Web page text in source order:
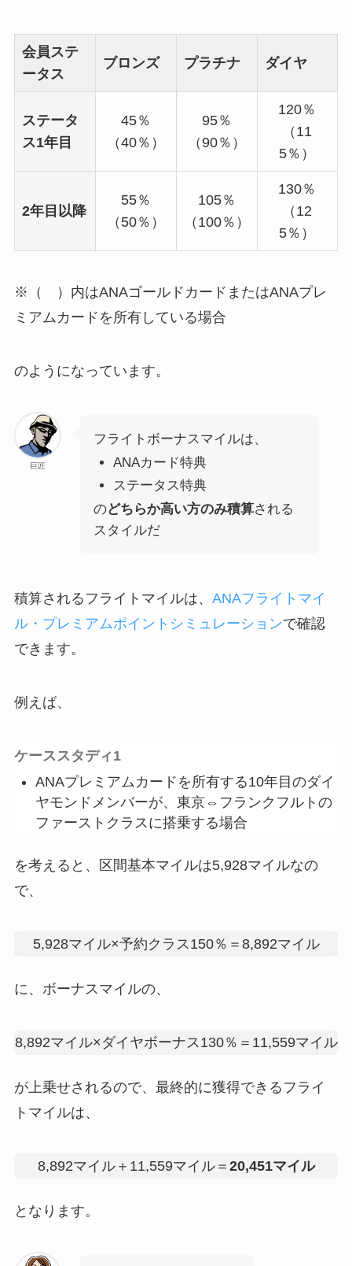
会員ステ
ータス
ブロンズ プラチナ ダイヤ
ステータ
ス1年目
45％
（40％）
95％
（90％）
120％
（11
5％）
2年目以降
55％
（50％）
105％
（100％）
130％
（12
5％）
※（ ）内はANAゴールドカードまたはANAプレ
ミアムカードを所有している場合
のようになっています。
巨匠
フライトボーナスマイルは、
ANAカード特典
ステータス特典
のどちらか高い方のみ積算される
スタイルだ
積算されるフライトマイルは、 ANAフライトマイ
ル・プレミアムポイントシミュレーションで確認
できます。
例えば、
ケーススタディ1
ANAプレミアムカードを所有する10年目のダイ
ヤモンドメンバーが、東京⇔フランクフルトの
ファーストクラスに搭乗する場合
を考えると、区間基本マイルは5,928マイルなの
で、
5,928マイル×予約クラス150％＝8,892マイル
に、ボーナスマイルの、
8,892マイル×ダイヤボーナス130％＝11,559マイル
が上乗せされるので、最終的に獲得できるフライ
トマイルは、
8,892マイル＋11,559マイル＝ 20,451マイル
となります。